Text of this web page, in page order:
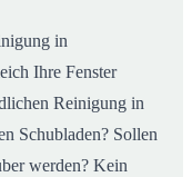
in
Ihre Fenster
Reinigung in
Schubladen? Sollen
werden? Kein